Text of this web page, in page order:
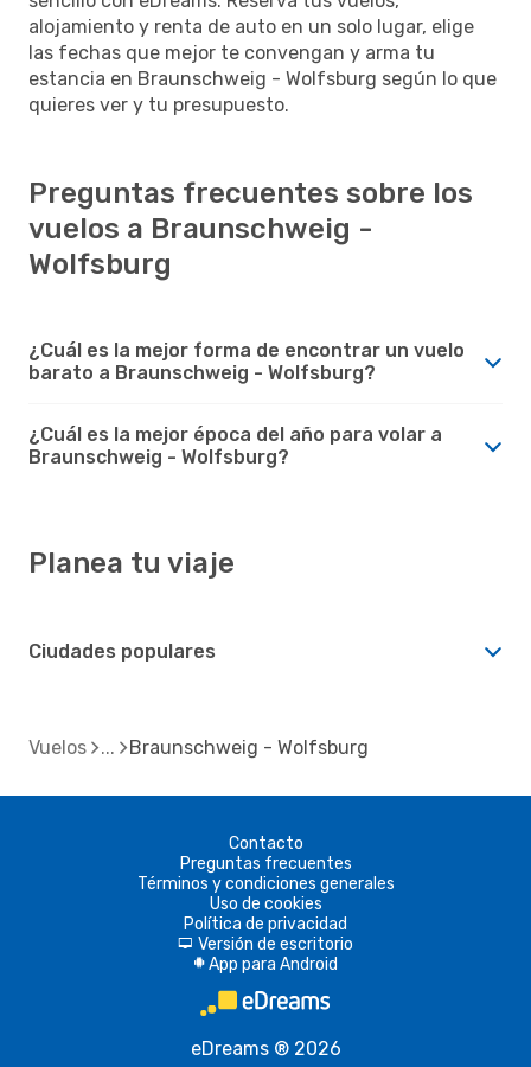
alojamiento y renta de auto en un solo lugar, elige
las fechas que mejor te convengan y arma tu
estancia en Braunschweig - Wolfsburg según lo que
quieres ver y tu presupuesto.
Preguntas frecuentes sobre los
vuelos a Braunschweig -
Wolfsburg
¿Cuál es la mejor forma de encontrar un vuelo
barato a Braunschweig - Wolfsburg?
¿Cuál es la mejor época del año para volar a
Braunschweig - Wolfsburg?
Planea tu viaje
Ciudades populares
Vuelos Braunschweig - Wolfsburg
Contacto
Preguntas frecuentes
Términos y condiciones generales
Uso de cookies
Política de privacidad
d Versión de escritorio
A App para Android
eDreams ® 2026